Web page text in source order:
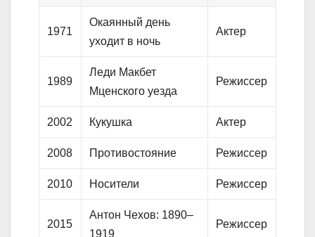
1971
Окаянный день
уходит в ночь
Актер
1989
Леди Макбет
Мценского уезда
Режиссер
2002 Кукушка Актер
2008 Противостояние Режиссер
2010 Носители Режиссер
2015
Антон Чехов: 1890–
1919
Режиссер